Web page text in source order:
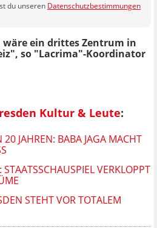
du unseren Datenschutzbestimmungen
wäre ein drittes Zentrum in
so "Lacrima"-Koordinator
Kultur & Leute:
JAHREN: BABA JAGA MACHT
VERKLOPPT
STEHT VOR TOTALEM